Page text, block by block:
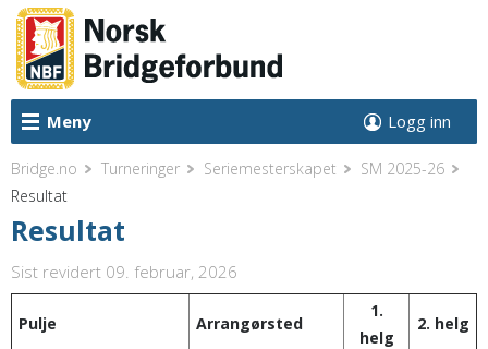
Meny Logg inn
Bridge.no Turneringer Seriemesterskapet
SM 2025-26
Resultat
Resultat
Sist revidert 09. februar, 2026
Pulje Arrangørsted
1.
helg
2. helg